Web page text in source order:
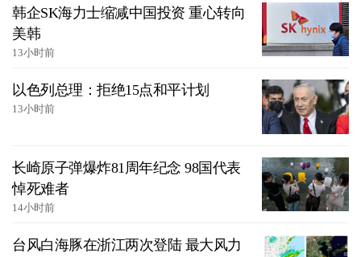
韩企SK海力士缩减中国投资 重心转向
美韩
13小时前
以色列总理：拒绝15点和平计划
13小时前
长崎原子弹爆炸81周年纪念 98国代表
悼死难者
14小时前
台风白海豚在浙江两次登陆 最大风力